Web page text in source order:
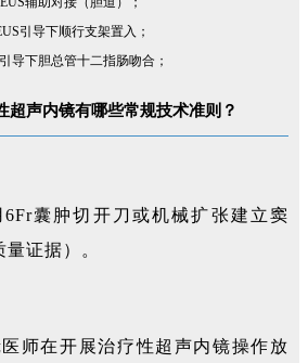
引导下顺行支架置入；
导下胆总管十二指肠吻合；
超声内镜有哪些常规技术准则？
6Fr囊肿切开刀或机械扩张建立窦
证据）。
师在开展治疗性超声内镜操作放